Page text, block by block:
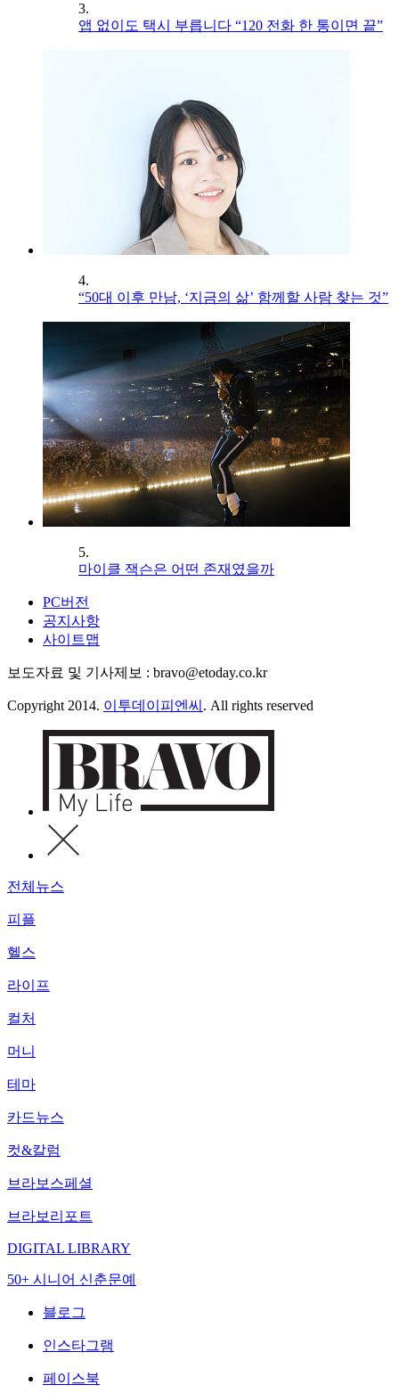
3.
앱 없이도 택시 부릅니다 “120 전화 한 통이면 끝”
4.
“50대 이후 만남, ‘지금의 삶’ 함께할 사람 찾는 것”
5.
마이클 잭슨은 어떤 존재였을까
PC버전
공지사항
사이트맵
보도자료 및 기사제보 : bravo@etoday.co.kr
Copyright 2014. 이투데이피엔씨 . All rights reserved
전체뉴스
피플
헬스
라이프
컬처
머니
테마
카드뉴스
컷&칼럼
브라보스페셜
브라보리포트
DIGITAL LIBRARY
50+ 시니어 신춘문예
블로그
인스타그램
페이스북